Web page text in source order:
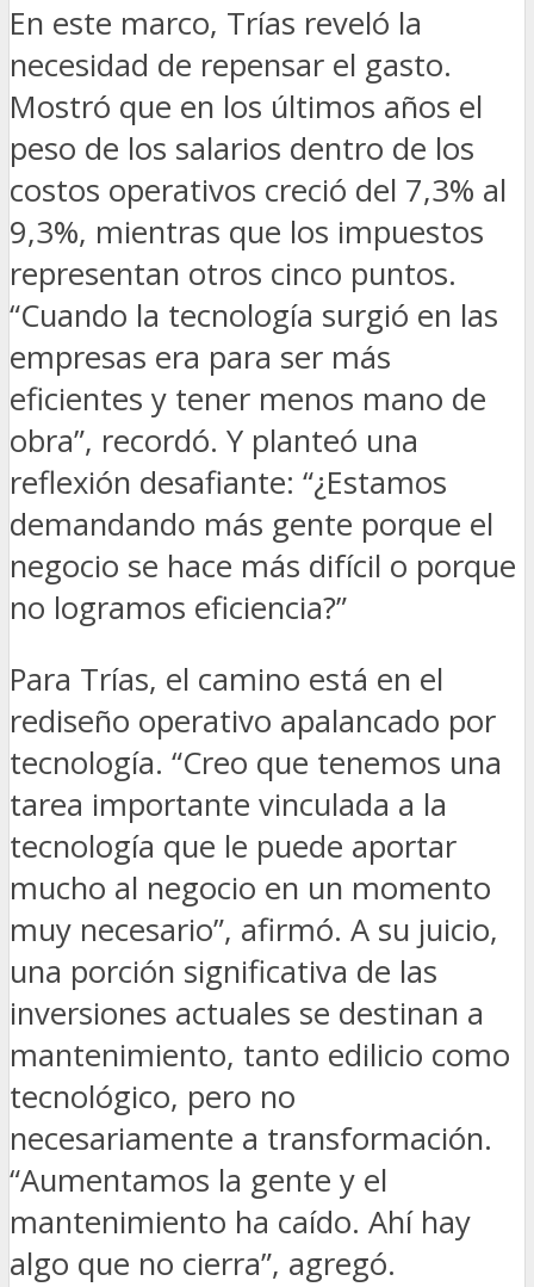
En este marco, Trías reveló la
necesidad de repensar el gasto.
Mostró que en los últimos años el
peso de los salarios dentro de los
costos operativos creció del 7,3% al
9,3%, mientras que los impuestos
representan otros cinco puntos.
“Cuando la tecnología surgió en las
empresas era para ser más
eficientes y tener menos mano de
obra”, recordó. Y planteó una
reflexión desafiante: “¿Estamos
demandando más gente porque el
negocio se hace más difícil o porque
no logramos eficiencia?”
Para Trías, el camino está en el
rediseño operativo apalancado por
tecnología. “Creo que tenemos una
tarea importante vinculada a la
tecnología que le puede aportar
mucho al negocio en un momento
muy necesario”, afirmó. A su juicio,
una porción significativa de las
inversiones actuales se destinan a
mantenimiento, tanto edilicio como
tecnológico, pero no
necesariamente a transformación.
“Aumentamos la gente y el
mantenimiento ha caído. Ahí hay
algo que no cierra”, agregó.